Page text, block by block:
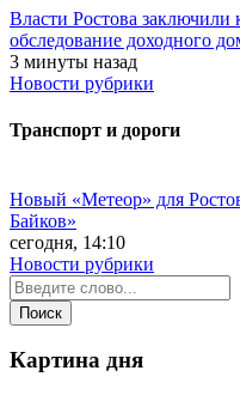
Власти Ростова заключили
обследование доходного
3 минуты назад
Новости рубрики
Транспорт и дороги
Новый «Метеор» для
Байков»
сегодня, 14:10
Новости рубрики
Картина дня